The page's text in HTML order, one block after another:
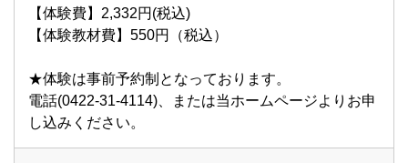
【体験費】2,332円(税込)
【体験教材費】550円（税込）
★体験は事前予約制となっております。
電話(0422-31-4114)、または当ホームページよりお申
し込みください。